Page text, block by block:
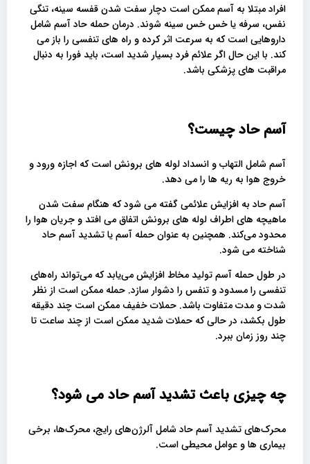
افراد مبتلا به آسم ممکن است دچار سفت شدن قفسه سینه، تنگی
نفس، سرفه یا خس خس سینه شوند. درمان حمله حاد آسم شامل
داروهایی است که به سرعت اثر کرده و راه های تنفسی را باز می
کند. با این حال اگر علائم فرد بسیار شدید است، باید فورا به دنبال
مراقبت های پزشکی باشد.
آسم حاد چیست؟
آسم شامل التهاب و انسداد لوله های برونش است که اجازه ورود و
خروج هوا به ریه ها را می دهد.
آسم حاد به افزایش علائمی گفته می شود که هنگام سفت شدن
ماهیچه های اطراف لوله های برونش اتفاق می افتد و جریان هوا را
محدود می‌کند. همچنین به عنوان حمله آسم یا تشدید آسم حاد
شناخته می شود.
در طول حمله آسم تولید مخاط افزایش می‌یابد که می‌تواند راه‌های
تنفسی را مسدود و تنفس را دشوار سازد. حمله ممکن است از نظر
شدت و مدت متفاوت باشد. حملات خفیف ممکن است چند دقیقه
طول بکشد، در حالی که حملات شدید ممکن است از چند ساعت تا
چند روز زمان ببرد.
چه چیزی باعث تشدید آسم حاد می شود؟
محرک‌های تشدید آسم حاد شامل آلرژن‌های رایج، محرک‌ها، برخی
بیماری ها و عوامل محیطی است.